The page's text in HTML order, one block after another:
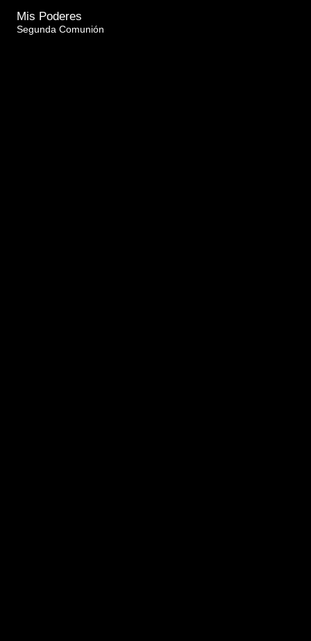
Mis Poderes
Segunda Comunión